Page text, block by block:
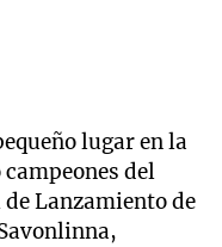
lugar en la
del
Lanzamiento de